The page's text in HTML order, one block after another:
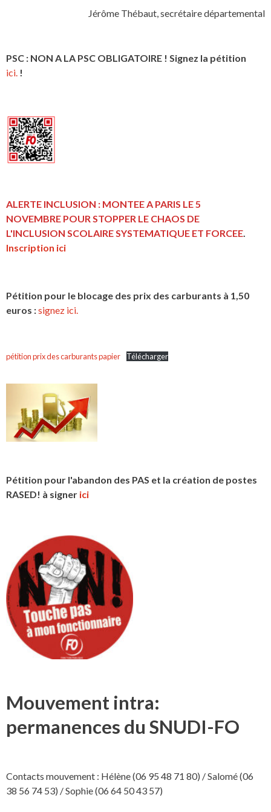
Jérôme Thébaut, secrétaire départemental
PSC : NON A LA PSC OBLIGATOIRE ! Signez la pétition
ici. !
ALERTE INCLUSION : MONTEE A PARIS LE 5
NOVEMBRE POUR STOPPER LE CHAOS DE
L'INCLUSION SCOLAIRE SYSTEMATIQUE ET FORCEE
Inscription ici
Pétition pour le blocage des prix des carburants à 1,50
euros :signez ici.
pétition prix des carburants papier Télécharger
Pétition pour l'abandon des PAS et la création de postes
RASED! à signer ici
Mouvement intra:
permanences du SNUDI-FO
Contacts mouvement : Hélène (06 95 48 71 80) / Salomé (06
38 56 74 53) / Sophie (06 64 50 43 57)